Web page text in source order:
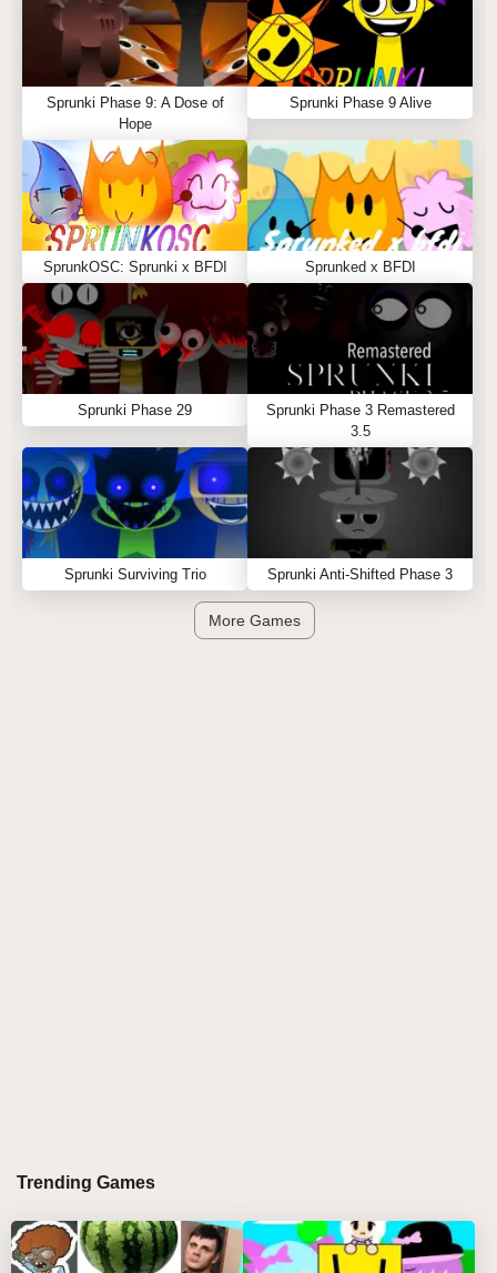
Sprunki Phase 9: A Dose of
Hope
Sprunki Phase 9 Alive
SprunkOSC: Sprunki x BFDI Sprunked x BFDI
Sprunki Phase 29
Sprunki Phase 3 Remastered
3.5
Sprunki Surviving Trio Sprunki Anti-Shifted Phase 3
More Games
Trending Games